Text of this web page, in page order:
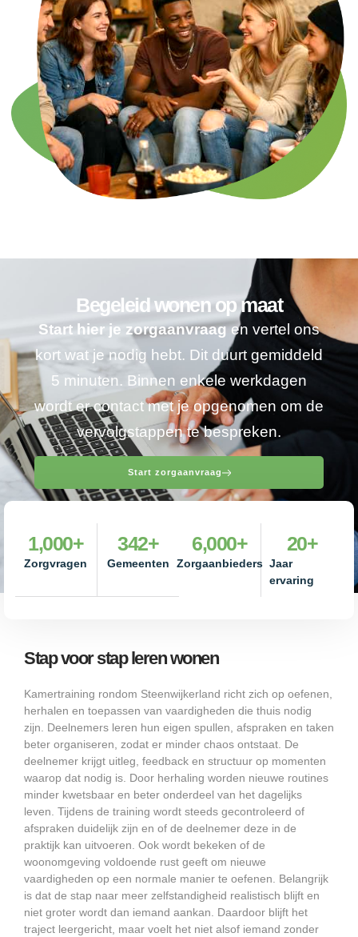
Begeleid wonen op maat
Start hier je zorgaanvraagen vertel ons
kort wat je nodig hebt. Dit duurt gemiddeld
5 minuten. Binnen enkele werkdagen
wordt er contact met je opgenomen om de
vervolgstappen te bespreken.
Start zorgaanvraag
Zorgvragen
1,000+
Gemeenten
342+
Zorgaanbieders
6,000+
Jaar
ervaring
20+
Stap voor stap leren wonen
Kamertraining rondom Steenwijkerland richt zich op oefenen,
herhalen en toepassen van vaardigheden die thuis nodig
zijn. Deelnemers leren hun eigen spullen, afspraken en taken
beter organiseren, zodat er minder chaos ontstaat. De
deelnemer krijgt uitleg, feedback en structuur op momenten
waarop dat nodig is. Door herhaling worden nieuwe routines
minder kwetsbaar en beter onderdeel van het dagelijks
leven. Tijdens de training wordt steeds gecontroleerd of
afspraken duidelijk zijn en of de deelnemer deze in de
praktijk kan uitvoeren. Ook wordt bekeken of de
woonomgeving voldoende rust geeft om nieuwe
vaardigheden op een normale manier te oefenen. Belangrijk
is dat de stap naar meer zelfstandigheid realistisch blijft en
niet groter wordt dan iemand aankan. Daardoor blijft het
traject leergericht, maar voelt het niet alsof iemand zonder